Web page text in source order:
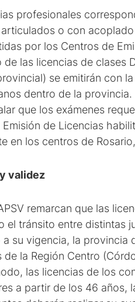
profesionales
o con
por los Centros de
de las licencias de clases
se emitirán con
dentro de la provincia.
que los exámenes
Emisión de Licencias
en los centros de
validez
remarcan que las
el tránsito entre distintas
a su vigencia, la
de la Región Centro
las licencias de los
a partir de los 46 años,